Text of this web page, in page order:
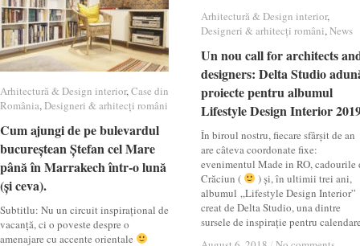
Arhitectură & Design interior,Case din
România,Designeri & arhitecți români
Cum ajungi de pe bulevardul
bucureștean Ștefan cel Mare
până în Marrakech într-o lună
(și ceva).
Subtitlu: Nu un circuit inspirațional de
vacanță, ci o poveste despre o
amenajare cu accente orientale
Arhitectură & Design interior Case din
România Designeri & arhitecți români
Cum ajungi de pe bulevardul
bucureștean Ștefan cel Mare
până în Marrakech într-o lună
(și ceva).
Arhitectură & Design interior,
Designeri & arhitecți români,News
Un nou call for architects
designers: Delta Studio
proiecte pentru albumul
Lifestyle Design Interior
În biroul nostru, fiecare sfârșit de an
are câteva coordonate fixe:
evenimentul Made in RO, cadourile
Crăciun (
) și, în ultimii trei ani,
albumul „Lifestyle Design Interior”
creat de Delta Studio, una dintre
sursele de inspirație pentru
Arhitectură & Design interior
Designeri & arhitecți români News
Un nou call for architects
designers: Delta Studio
proiecte pentru albumul
Lifestyle Design Interior